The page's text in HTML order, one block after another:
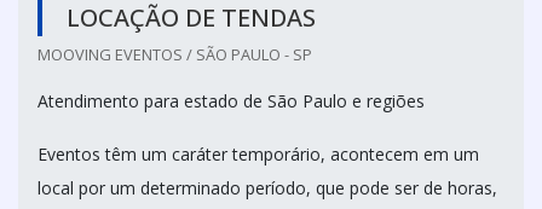
LOCAÇÃO DE TENDAS
MOOVING EVENTOS / SÃO PAULO - SP
Atendimento para estado de São Paulo e regiões
Eventos têm um caráter temporário, acontecem em um
local por um determinado período, que pode ser de horas,